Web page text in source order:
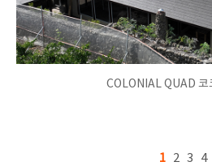
COLONIAL QUAD 코
1 2 3 4